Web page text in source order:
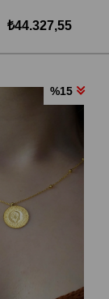
₺44.327,55
%15